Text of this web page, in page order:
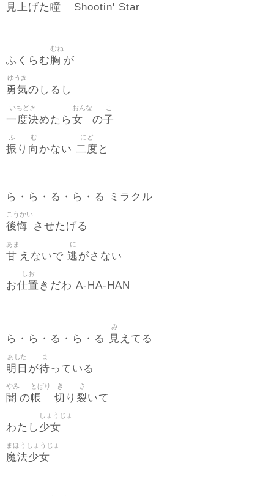
見上 げた瞳 Shootin' Star
ふくらむ胸
むね
が
勇気
ゆうき
のしるし
一度決
いちどき
めたら女
おんな
の子
こ
振
ふ
り 向
む
かない 二度
にど
と
ら・ら・る・ら・る ミラクル
後悔
こうかい
させたげる
甘
あま
えないで 逃
に
がさない
お仕置
しお
きだわ A-HA-HAN
ら・ら・る・ら・る 見
み
えてる
明日
あした
が待
ま
っている
闇
やみ
の帳
とばり
切
き
り 裂
さ
いて
わたし 少女
しょうじょ
魔法少女
まほうしょうじょ